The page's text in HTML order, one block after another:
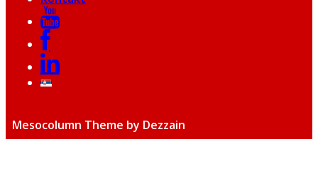
Mesocolumn Theme by Dezzain